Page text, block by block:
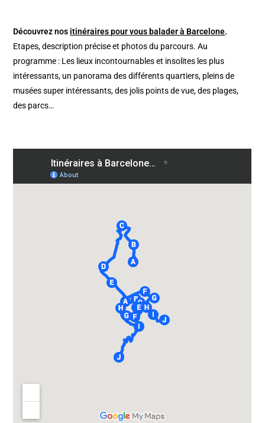
Découvrez nos itinéraires pour vous balader à Barcelone.
Etapes, description précise et photos du parcours. Au
programme : Les lieux incontournables et insolites les plus
intéressants, un panorama des différents quartiers, pleins de
musées super intéressants, des jolis points de vue, des plages,
des parcs…